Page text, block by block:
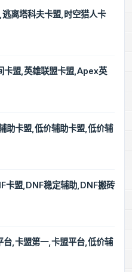
逃离塔科夫卡盟,时空猎人卡
卡盟,英雄联盟卡盟,Apex英
助卡盟,低价辅助卡盟,低价辅
盟,DNF稳定辅助,DNF搬砖
,卡盟第一,卡盟平台,低价辅